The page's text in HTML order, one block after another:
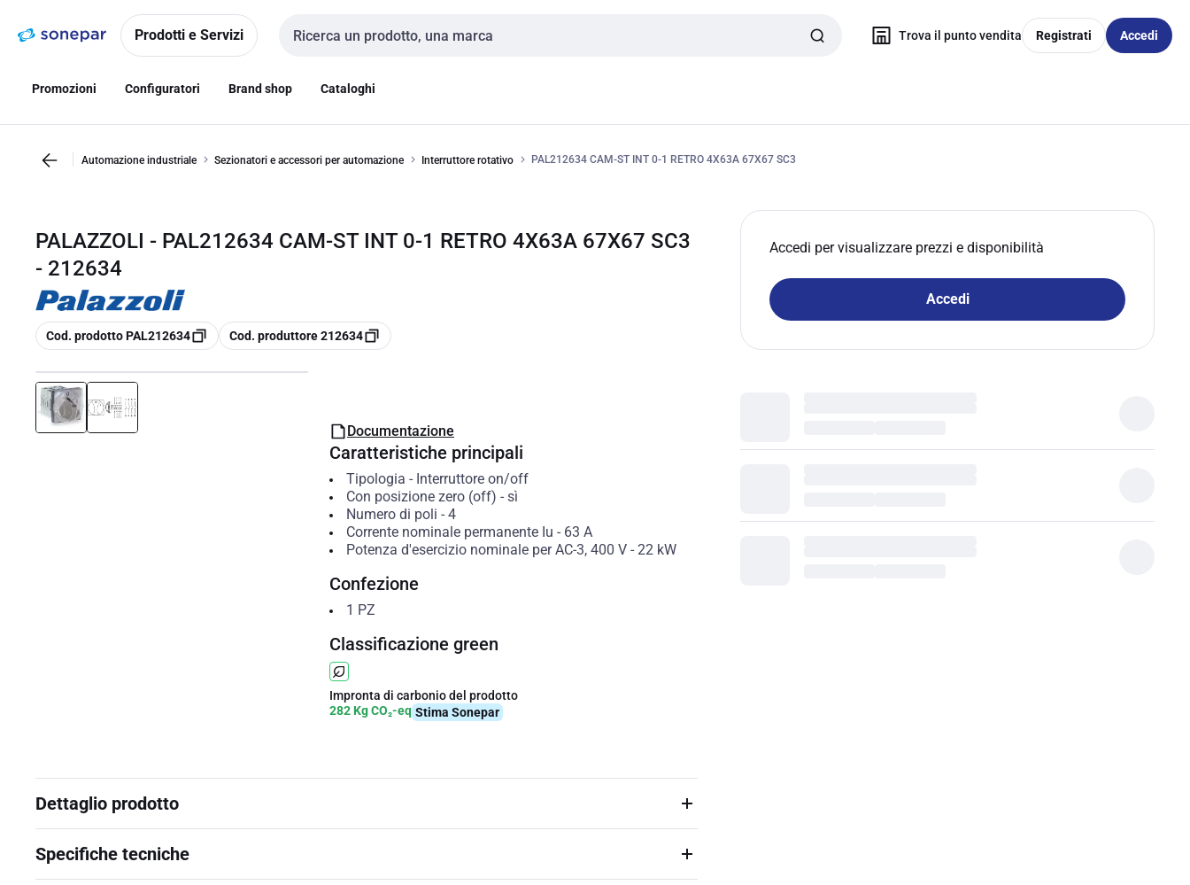
navigazionealla
Prodotti e Servizi
Cerca input
Trova il punto vendita Registrati Accedi
Promozioni Configuratori Brand shop Cataloghi
Automazione industriale Sezionatori e accessori per automazione Interruttore rotativo PAL212634 CAM-ST INT 0-1 RETRO 4X63A 67X67 SC3
PALAZZOLI - PAL212634 CAM-ST INT 0-1 RETRO 4X63A 67X67 SC3
- 212634
copia
Cod. prodotto PAL212634 copia
Cod. produttore 212634
Accedi per visualizzare prezzi e disponibilità
Accedi
Documentazione
Caratteristiche principali
Tipologia - Interruttore on/off
Con posizione zero (off) - sì
Numero di poli - 4
Corrente nominale permanente Iu - 63 A
Potenza d'esercizio nominale per AC-3, 400 V- 22 kW
Confezione
1 PZ
Classificazione green
Impronta di carbonio del prodotto
282 Kg CO₂-eq Stima Sonepar
Dettaglio prodotto
Specifiche tecniche